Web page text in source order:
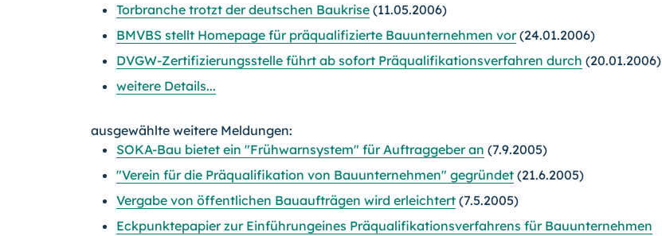
Torbranche trotzt der deutschen Baukrise (11.05.2006)
BMVBS stellt Homepage für präqualifizierte Bauunternehmen vor(24.01.2006)
DVGW-Zertifizierungsstelle führt ab sofort Präqualifikationsverfahren durch (20.01.2006)
weitere Details...
ausgewählte weitere Meldungen:
SOKA-Bau bietet ein "Frühwarnsystem" für Auftraggeber an (7.9.2005)
"Verein für die Präqualifikation von Bauunternehmen" gegründet (21.6.2005)
Vergabe von öffentlichen Bauaufträgen wird erleichtert (7.5.2005)
Eckpunktepapier zur Einführungeines Präqualifikationsverfahrens für Bauunternehmen